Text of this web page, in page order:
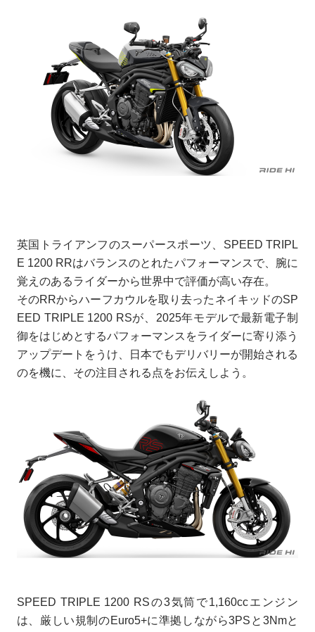
英国トライアンフのスーパースポーツ、SPEED TRIPL
E 1200 RRはバランスのとれたパフォーマンスで、腕に
覚えのあるライダーから世界中で評価が高い存在。
そのRRからハーフカウルを取り去ったネイキッドのSP
EED TRIPLE 1200 RSが、2025年モデルで最新電子制
御をはじめとするパフォーマンスをライダーに寄り添う
アップデートをうけ、日本でもデリバリーが開始される
のを機に、その注目される点をお伝えしよう。
SPEED TRIPLE 1200 RSの3気筒で1,160ccエンジン
は、厳しい規制のEuro5+に準拠しながら3PSと3Nmと